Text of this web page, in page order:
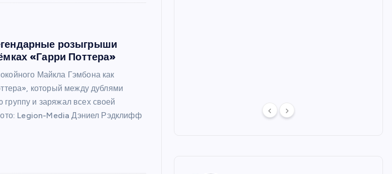
розыгрыши
«Гарри Поттера»
Майкла Гэмбона как
который между дублями
и заряжал всех своей
Legion-Media Дэниел Рэдклифф
Райан Гослинг расписался в
любви к мыльным операм – и
сразу же получил предложение в
каст